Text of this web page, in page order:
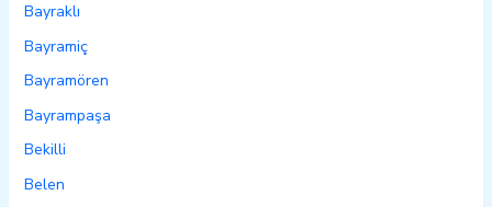
Bayraklı
Bayramiç
Bayramören
Bayrampaşa
Bekilli
Belen